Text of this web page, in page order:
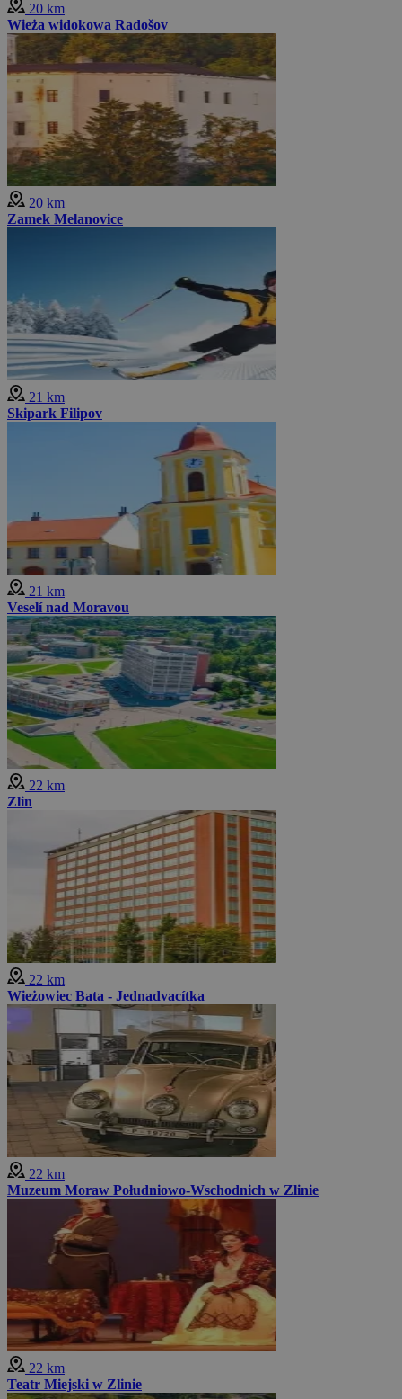
20 km
Wieża widokowa Radošov
20 km
Zamek Melanovice
21 km
Skipark Filipov
21 km
Veselí nad Moravou
22 km
Zlin
22 km
Wieżowiec Bata - Jednadvacítka
22 km
Muzeum Moraw Południowo-Wschodnich w Zlinie
22 km
Teatr Miejski w Zlinie